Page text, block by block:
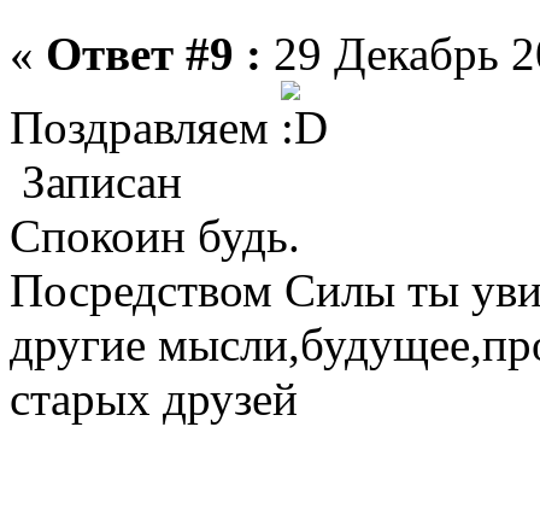
« Ответ #9 : 29 Декабрь
Поздравляем
Записан
Спокоин будь.
Посредством Силы ты
другие
старых друзей